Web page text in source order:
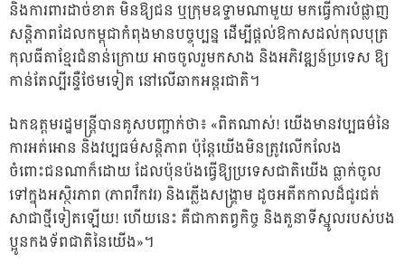
និងការពារដាច់ខាត មិនឱ្យជន ឬក្រុមឧទ្ទាមណាមួយ មកធ្វើការបំផ្លាញ
សន្តិភាពដែលកម្ពុជាកំពុងមានបច្ចុប្បន្ន ដើម្បីផ្តល់ឱកាសដល់កុលបុត្រ
កុលធីតាខ្មែរជំនាន់ក្រោយ អាចចូលរួមកសាង និងអភិវឌ្ឍន៍ប្រទេស ឱ្យ
កាន់តែល្បីរន្ទឺថែមទៀត នៅលើឆាកអន្តរជាតិ។
ឯកឧត្តមរដ្ឋមន្ត្រីបានគូសបញ្ជាក់ថា៖ «ពិតណាស់! យើងមានវប្បធម៌នៃ
ការអត់អោន និងវប្បធម៌សន្ដិភាព ប៉ុន្តែយើងមិនត្រូវលើកលែង
ចំពោះជនណាក៏ដោយ ដែលប៉ុនប៉ងធ្វើឱ្យប្រទេសជាតិយើង ធ្លាក់ចូល
ទៅក្នុងអស្ថិរភាព (ភាពវឹកវរ) និងភ្លើងសង្គ្រាម ដូចអតីតកាលដ៏ជូរជត់
សាជាថ្មីទៀតឡើយ! ហើយនេះ គឺជាកាតព្វកិច្ច និងតួនាទីស្នូលរបស់បង
ប្អូនកងទ័ពជាតិនៃយើង»។